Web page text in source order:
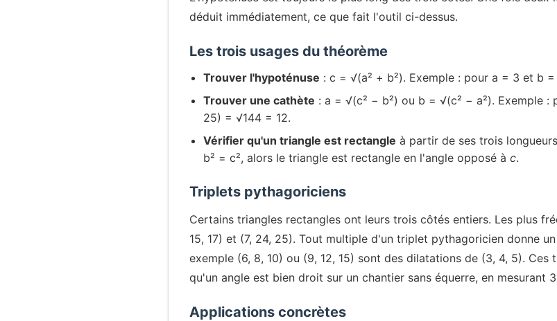
déduit immédiatement, ce que fait l'outil ci-dessus.
Les trois usages du théorème
Trouver l'hypoténuse : c = √(a² + b²). Exemple : pour a = 3 et b
Trouver une cathète : a = √(c² − b²) ou b = √(c² − a²). Exemple
25) = √144 = 12.
Vérifier qu'un triangle est rectangle à partir de ses trois
b² = c², alors le triangle est rectangle en l'angle opposé à c.
Triplets pythagoriciens
Certains triangles rectangles ont leurs trois côtés entiers. Les plus
15, 17) et (7, 24, 25). Tout multiple d'un triplet pythagoricien donne
exemple (6, 8, 10) ou (9, 12, 15) sont des dilatations de (3, 4, 5).
qu'un angle est bien droit sur un chantier sans équerre, en mesurant
Applications concrètes